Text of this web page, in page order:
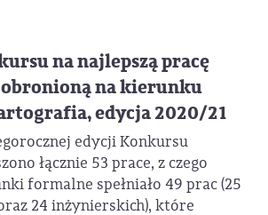
na najlepszą pracę
na kierunku
edycja 2020/21
edycji Konkursu
łącznie 53 prace, z czego
formalne spełniało 49 prac (25
24 inżynierskich), które